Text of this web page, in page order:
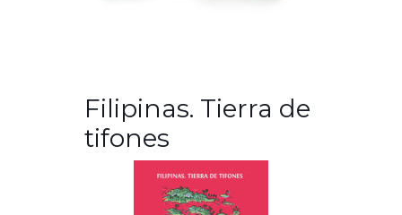
Filipinas. Tierra de
tifones